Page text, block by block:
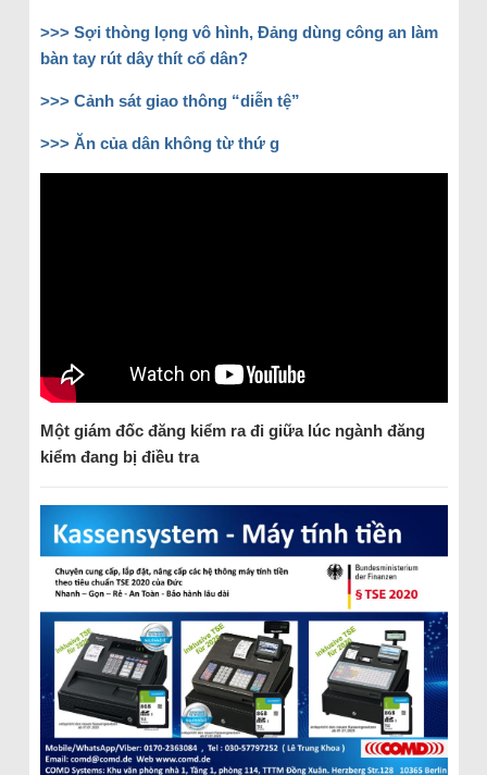
>>> Sợi thòng lọng vô hình, Đảng dùng công an làm
bàn tay rút dây thít cổ dân?
>>> Cảnh sát giao thông “diễn tệ”
>>> Ăn của dân không từ thứ g
Một giám đốc đăng kiểm ra đi giữa lúc ngành đăng
kiểm đang bị điều tra